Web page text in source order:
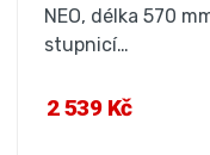
NEO, délka 570
stupnicí…
2 539 Kč